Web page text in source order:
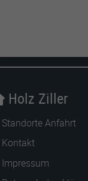
Holz Ziller
Standorte Anfahrt
Kontakt
Impressum